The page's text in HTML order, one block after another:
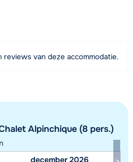
van deze accommodatie.
Alpinchique (8 pers.)
december 2026